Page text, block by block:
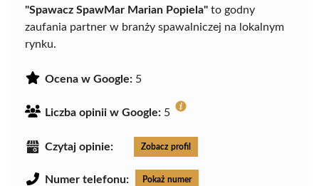
"Spawacz SpawMar Marian Popiela" to godny
zaufania partner w branży spawalniczej na lokalnym
rynku.
Ocena w Google: 5
Liczba opinii w Google: 5
Czytaj opinie: Zobacz profil
Numer telefonu: Pokaż numer